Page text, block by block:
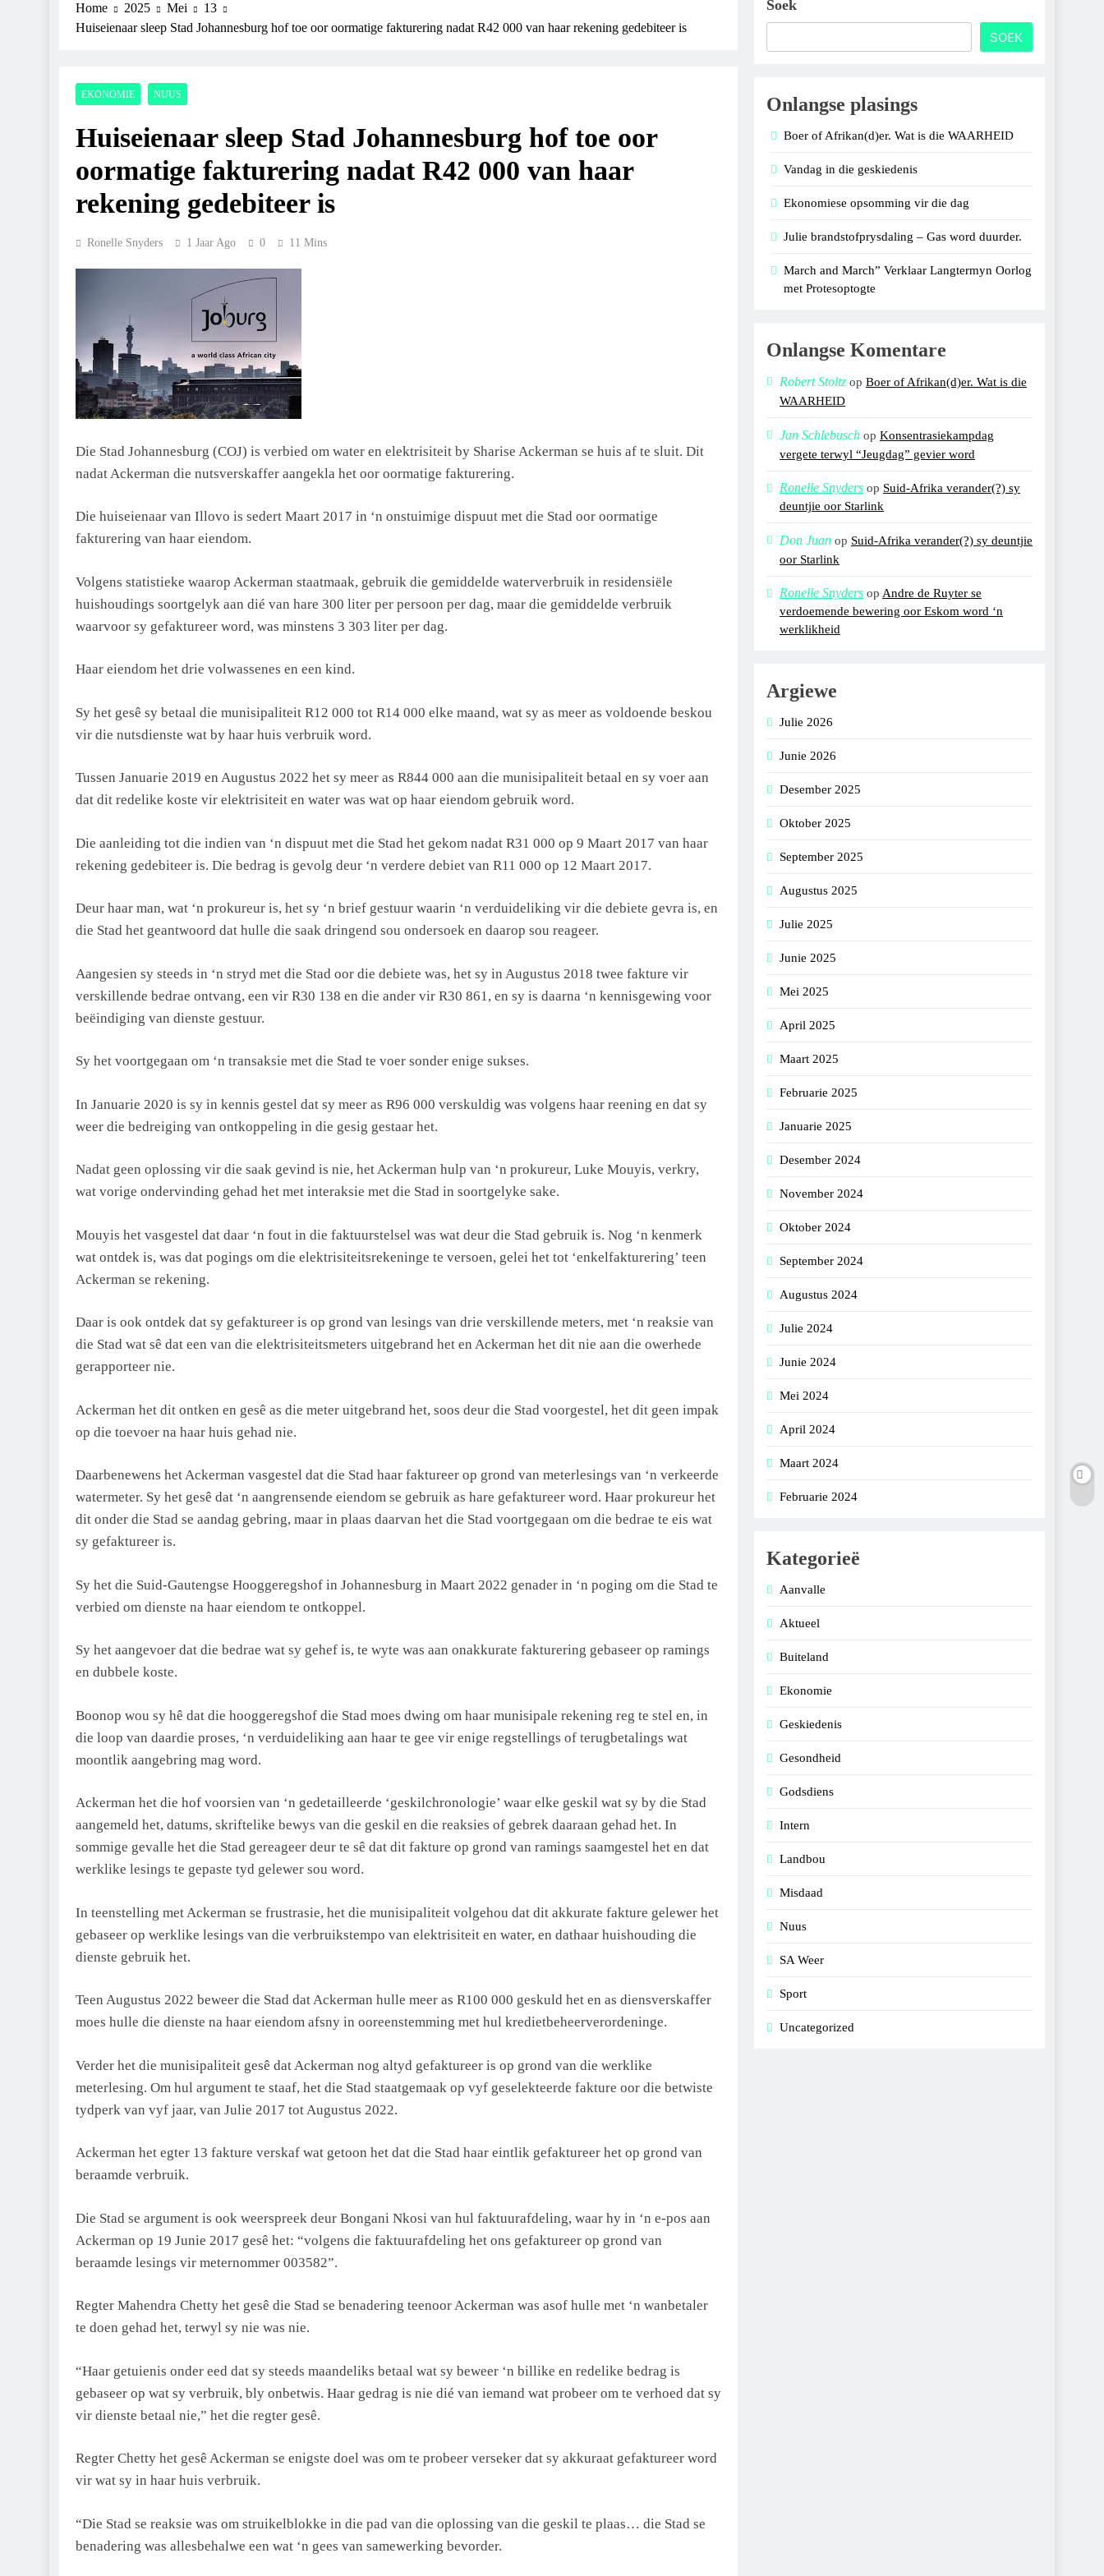
Home 2025 Mei
13
Huiseienaar sleep Stad Johannesburg hof toe oor oormatige fakturering nadat R42 000 van haar rekening gedebiteer is
EKONOMIE NUUS
Huiseienaar sleep Stad Johannesburg hof toe oor
oormatige fakturering nadat R42 000 van haar
rekening gedebiteer is
Ronelle Snyders 1 Jaar Ago 0 11 Mins
Die Stad Johannesburg (COJ) is verbied om water en elektrisiteit by Sharise Ackerman se huis af te sluit. Dit
nadat Ackerman die nutsverskaffer aangekla het oor oormatige fakturering.
Die huiseienaar van Illovo is sedert Maart 2017 in ‘n onstuimige dispuut met die Stad oor oormatige
fakturering van haar eiendom.
Volgens statistieke waarop Ackerman staatmaak, gebruik die gemiddelde waterverbruik in residensiële
huishoudings soortgelyk aan dié van hare 300 liter per persoon per dag, maar die gemiddelde verbruik
waarvoor sy gefaktureer word, was minstens 3 303 liter per dag.
Haar eiendom het drie volwassenes en een kind.
Sy het gesê sy betaal die munisipaliteit R12 000 tot R14 000 elke maand, wat sy as meer as voldoende beskou
vir die nutsdienste wat by haar huis verbruik word.
Tussen Januarie 2019 en Augustus 2022 het sy meer as R844 000 aan die munisipaliteit betaal en sy voer aan
dat dit redelike koste vir elektrisiteit en water was wat op haar eiendom gebruik word.
Die aanleiding tot die indien van ‘n dispuut met die Stad het gekom nadat R31 000 op 9 Maart 2017 van haar
rekening gedebiteer is. Die bedrag is gevolg deur ‘n verdere debiet van R11 000 op 12 Maart 2017.
Deur haar man, wat ‘n prokureur is, het sy ‘n brief gestuur waarin ‘n verduideliking vir die debiete gevra is, en
die Stad het geantwoord dat hulle die saak dringend sou ondersoek en daarop sou reageer.
Aangesien sy steeds in ‘n stryd met die Stad oor die debiete was, het sy in Augustus 2018 twee fakture vir
verskillende bedrae ontvang, een vir R30 138 en die ander vir R30 861, en sy is daarna ‘n kennisgewing voor
beëindiging van dienste gestuur.
Sy het voortgegaan om ‘n transaksie met die Stad te voer sonder enige sukses.
In Januarie 2020 is sy in kennis gestel dat sy meer as R96 000 verskuldig was volgens haar reening en dat sy
weer die bedreiging van ontkoppeling in die gesig gestaar het.
Nadat geen oplossing vir die saak gevind is nie, het Ackerman hulp van ‘n prokureur, Luke Mouyis, verkry,
wat vorige ondervinding gehad het met interaksie met die Stad in soortgelyke sake.
Mouyis het vasgestel dat daar ‘n fout in die faktuurstelsel was wat deur die Stad gebruik is. Nog ‘n kenmerk
wat ontdek is, was dat pogings om die elektrisiteitsrekeninge te versoen, gelei het tot ‘enkelfakturering’ teen
Ackerman se rekening.
Daar is ook ontdek dat sy gefaktureer is op grond van lesings van drie verskillende meters, met ‘n reaksie van
die Stad wat sê dat een van die elektrisiteitsmeters uitgebrand het en Ackerman het dit nie aan die owerhede
gerapporteer nie.
Ackerman het dit ontken en gesê as die meter uitgebrand het, soos deur die Stad voorgestel, het dit geen impak
op die toevoer na haar huis gehad nie.
Daarbenewens het Ackerman vasgestel dat die Stad haar faktureer op grond van meterlesings van ‘n verkeerde
watermeter. Sy het gesê dat ‘n aangrensende eiendom se gebruik as hare gefaktureer word. Haar prokureur het
dit onder die Stad se aandag gebring, maar in plaas daarvan het die Stad voortgegaan om die bedrae te eis wat
sy gefaktureer is.
Sy het die Suid-Gautengse Hooggeregshof in Johannesburg in Maart 2022 genader in ‘n poging om die Stad te
verbied om dienste na haar eiendom te ontkoppel.
Sy het aangevoer dat die bedrae wat sy gehef is, te wyte was aan onakkurate fakturering gebaseer op ramings
en dubbele koste.
Boonop wou sy hê dat die hooggeregshof die Stad moes dwing om haar munisipale rekening reg te stel en, in
die loop van daardie proses, ‘n verduideliking aan haar te gee vir enige regstellings of terugbetalings wat
moontlik aangebring mag word.
Ackerman het die hof voorsien van ‘n gedetailleerde ‘geskilchronologie’ waar elke geskil wat sy by die Stad
aangemeld het, datums, skriftelike bewys van die geskil en die reaksies of gebrek daaraan gehad het. In
sommige gevalle het die Stad gereageer deur te sê dat dit fakture op grond van ramings saamgestel het en dat
werklike lesings te gepaste tyd gelewer sou word.
In teenstelling met Ackerman se frustrasie, het die munisipaliteit volgehou dat dit akkurate fakture gelewer het
gebaseer op werklike lesings van die verbruikstempo van elektrisiteit en water, en dathaar huishouding die
dienste gebruik het.
Teen Augustus 2022 beweer die Stad dat Ackerman hulle meer as R100 000 geskuld het en as diensverskaffer
moes hulle die dienste na haar eiendom afsny in ooreenstemming met hul kredietbeheerverordeninge.
Verder het die munisipaliteit gesê dat Ackerman nog altyd gefaktureer is op grond van die werklike
meterlesing. Om hul argument te staaf, het die Stad staatgemaak op vyf geselekteerde fakture oor die betwiste
tydperk van vyf jaar, van Julie 2017 tot Augustus 2022.
Ackerman het egter 13 fakture verskaf wat getoon het dat die Stad haar eintlik gefaktureer het op grond van
beraamde verbruik.
Die Stad se argument is ook weerspreek deur Bongani Nkosi van hul faktuurafdeling, waar hy in ‘n e-pos aan
Ackerman op 19 Junie 2017 gesê het: “volgens die faktuurafdeling het ons gefaktureer op grond van
beraamde lesings vir meternommer 003582”.
Regter Mahendra Chetty het gesê die Stad se benadering teenoor Ackerman was asof hulle met ‘n wanbetaler
te doen gehad het, terwyl sy nie was nie.
“Haar getuienis onder eed dat sy steeds maandeliks betaal wat sy beweer ‘n billike en redelike bedrag is
gebaseer op wat sy verbruik, bly onbetwis. Haar gedrag is nie dié van iemand wat probeer om te verhoed dat sy
vir dienste betaal nie,” het die regter gesê.
Regter Chetty het gesê Ackerman se enigste doel was om te probeer verseker dat sy akkuraat gefaktureer word
vir wat sy in haar huis verbruik.
“Die Stad se reaksie was om struikelblokke in die pad van die oplossing van die geskil te plaas… die Stad se
benadering was allesbehalwe een wat ‘n gees van samewerking bevorder.
Soek
SOEK
Onlangse plasings
Boer of Afrikan(d)er. Wat is die WAARHEID
Vandag in die geskiedenis
Ekonomiese opsomming vir die dag
Julie brandstofprysdaling – Gas word duurder.
March and March” Verklaar Langtermyn Oorlog
met Protesoptogte
Onlangse Komentare
Robert Stoltz op Boer of Afrikan(d)er. Wat is die
WAARHEID
Jan Schlebusch op Konsentrasiekampdag
vergete terwyl “Jeugdag” gevier word
Ronelle Snyders op Suid-Afrika verander(?) sy
deuntjie oor Starlink
Don Juan op Suid-Afrika verander(?) sy deuntjie
oor Starlink
Ronelle Snyders op Andre de Ruyter se
verdoemende bewering oor Eskom word ‘n
werklikheid
Argiewe
Julie 2026
Junie 2026
Desember 2025
Oktober 2025
September 2025
Augustus 2025
Julie 2025
Junie 2025
Mei 2025
April 2025
Maart 2025
Februarie 2025
Januarie 2025
Desember 2024
November 2024
Oktober 2024
September 2024
Augustus 2024
Julie 2024
Junie 2024
Mei 2024
April 2024
Maart 2024
Februarie 2024
Kategorieë
Aanvalle
Aktueel
Buiteland
Ekonomie
Geskiedenis
Gesondheid
Godsdiens
Intern
Landbou
Misdaad
Nuus
SA Weer
Sport
Uncategorized